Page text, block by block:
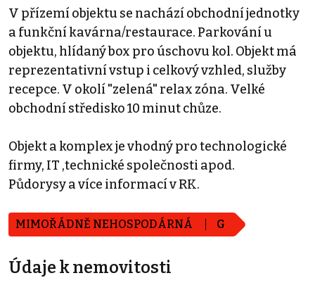
V přízemí objektu se nachází obchodní jednotky
a funkční kavárna/restaurace. Parkování u
objektu, hlídaný box pro úschovu kol. Objekt má
reprezentativní vstup i celkový vzhled, služby
recepce. V okolí "zelená" relax zóna. Velké
obchodní středisko 10 minut chůze.
Objekt a komplex je vhodný pro technologické
firmy, IT ,technické společnosti apod.
Půdorysy a více informací v RK.
MIMOŘÁDNĚ NEHOSPODÁRNÁ G
Údaje k nemovitosti